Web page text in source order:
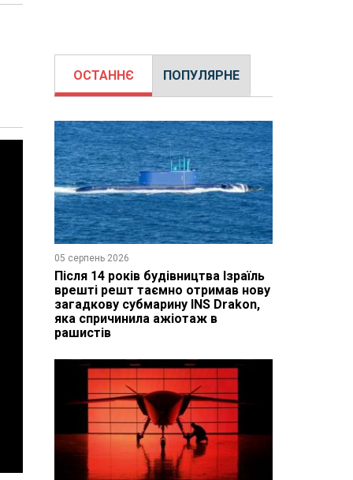
ОСТАННЄ ПОПУЛЯРНЕ
05 серпень 2026
Після 14 років будівництва Ізраїль
врешті решт таємно отримав нову
загадкову субмарину INS Drakon,
яка спричинила ажіотаж в
рашистів